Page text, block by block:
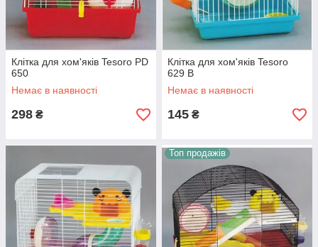
Клітка для хом'яків Tesoro PD
650
Немає в наявності
298 ₴
Клітка для хом'яків Tesoro
629 B
Немає в наявності
145 ₴
Топ продажів